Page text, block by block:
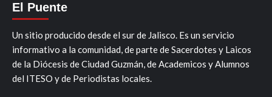
El Puente
Un sitio producido desde el sur de Jalisco. Es un servicio
informativo a la comunidad, de parte de Sacerdotes y Laicos
de la Diócesis de Ciudad Guzmán, de Academicos y Alumnos
del ITESO y de Periodistas locales.